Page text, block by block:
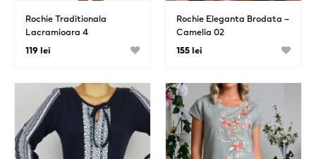
Rochie Traditionala
Lacramioara 4
119 lei
Rochie Eleganta Brodata –
Camelia 02
155 lei